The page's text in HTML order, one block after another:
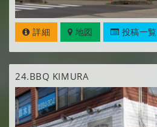
詳細 地図 投稿一覧
24.BBQ KIMURA